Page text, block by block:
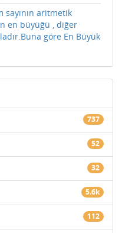
aritmetik
en büyüğü , diğer
göre En Büyük
737
52
32
5.6k
112